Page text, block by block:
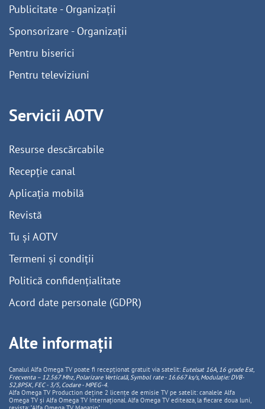
Publicitate - Organizații
Sponsorizare - Organizații
Pentru biserici
Pentru televiziuni
Servicii AOTV
Resurse descărcabile
Recepție canal
Aplicația mobilă
Revistă
Tu și AOTV
Termeni și condiții
Politică confidențialitate
Acord date personale (GDPR)
Alte informații
Canalul Alfa Omega TV poate fi recepționat gratuit via satelit: Eutelsat 16A, 16 grade Est,
Frecventa – 12.567 Mhz, PolarizareVerticală, Symbol rate - 16.667 ks/s, Modulație: DVB-
S2,8PSK, FEC - 3/5, Codare - MPEG-4.
Alfa Omega TV Production deține 2 licențe de emisie TV pe satelit: canalele Alfa
Omega TV și Alfa Omega TV Internațional. Alfa Omega TV editeaza, la fiecare doua luni,